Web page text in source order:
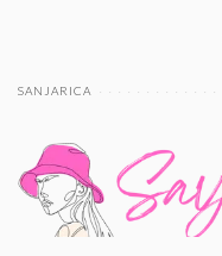
SANJARICA